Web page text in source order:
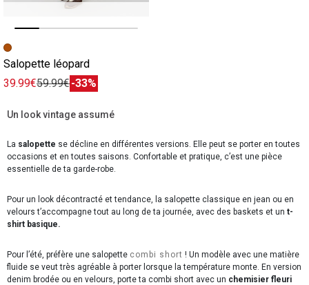
Image précédente
Image suivante
Salopette léopard
39.99€59.99€-33%
Un look vintage assumé
La salopette se décline en différentes versions. Elle peut se porter en toutes
occasions et en toutes saisons. Confortable et pratique, c’est une pièce
essentielle de ta garde-robe.
Pour un look décontracté et tendance, la salopette classique en jean ou en
velours t’accompagne tout au long de ta journée, avec des baskets et un t-
shirt basique.
Pour l’été, préfère une salopette combi short ! Un modèle avec une matière
fluide se veut très agréable à porter lorsque la température monte. En version
denim brodée ou en velours, porte ta combi short avec un chemisier fleuri